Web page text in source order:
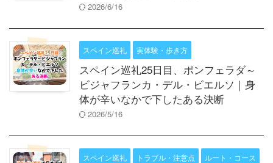
2026/6/16
スペイン巡礼 実体験・歩き方
スペイン巡礼25日目、ポンフェラダ～
ビジャフランカ・デル・ビエルソ｜身
体が辛いなかで下したある決断
2026/5/16
スペイン巡礼 トラブル・注意点 ルート・コース